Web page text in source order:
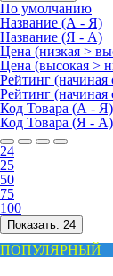
По умолчанию
Название (А - Я)
Название (Я - А)
Цена (низкая >
Цена (высокая >
Рейтинг (начиная
Рейтинг (начиная
Код Товара (А - Я)
Код Товара (Я - А)
24
25
50
75
100
Показать: 24
ПОПУЛЯРНЫЙ